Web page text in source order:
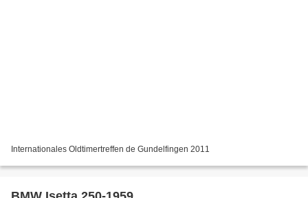
Internationales Oldtimertreffen de Gundelfingen 2011